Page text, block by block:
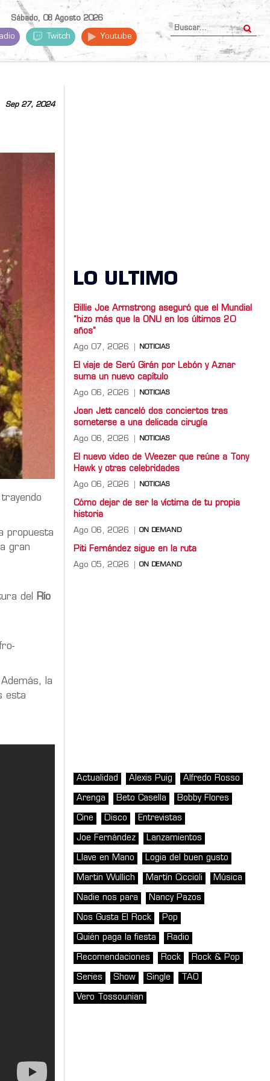
Sábado, 08 Agosto 2026
Twitch Youtube
Sep 27, 2024
propuesta
gran
del
Río
la
esta
LO ULTIMO
Billie Joe Armstrong aseguró que el Mundial
“hizo más que la ONU en los últimos 20
años”
Ago 07, 2026 NOTICIAS
El viaje de Serú Girán por Lebón y Aznar
suma un nuevo capítulo
Ago 06, 2026 NOTICIAS
Joan Jett canceló dos conciertos tras
someterse a una delicada cirugía
Ago 06, 2026 NOTICIAS
El nuevo video de Weezer que reúne a Tony
Hawk y otras celebridades
Ago 06, 2026 NOTICIAS
Cómo dejar de ser la víctima de tu propia
historia
Ago 06, 2026 ON DEMAND
Piti Fernández sigue en la ruta
Ago 05, 2026 ON DEMAND
Actualidad Alexis Puig Alfredo Rosso
Arenga Beto Casella Bobby Flores
Cine Disco Entrevistas
Joe Fernández Lanzamientos
Llave en Mano Logia del buen gusto
Martin Wullich Martín Ciccioli Música
Nadie nos para Nancy Pazos
Nos Gusta El Rock Pop
Quién paga la fiesta Radio
Recomendaciones Rock Rock & Pop
Series Show Single TAO
Vero Tossounian